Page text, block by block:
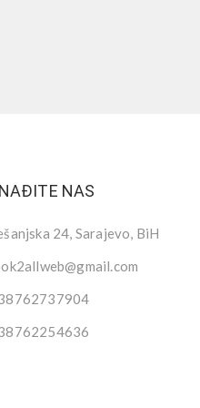
NAS
24, Sarajevo, BiH